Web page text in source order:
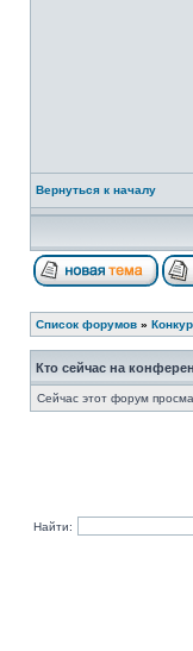
Вернуться к началу
Список форумов »
Кто сейчас на
Сейчас этот форум
Найти: